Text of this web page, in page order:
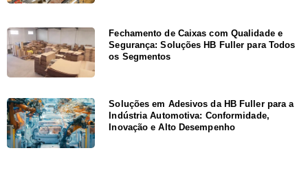
Fechamento de Caixas com Qualidade e
Segurança: Soluções HB Fuller para Todos
os Segmentos
Soluções em Adesivos da HB Fuller para a
Indústria Automotiva: Conformidade,
Inovação e Alto Desempenho